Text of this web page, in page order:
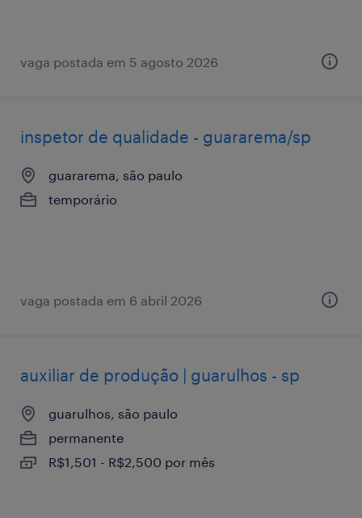
vaga postada em 5 agosto 2026
inspetor de qualidade - guararema/sp
guararema, são paulo
temporário
vaga postada em 6 abril 2026
auxiliar de produção | guarulhos - sp
guarulhos, são paulo
permanente
R$1,501 - R$2,500 por mês